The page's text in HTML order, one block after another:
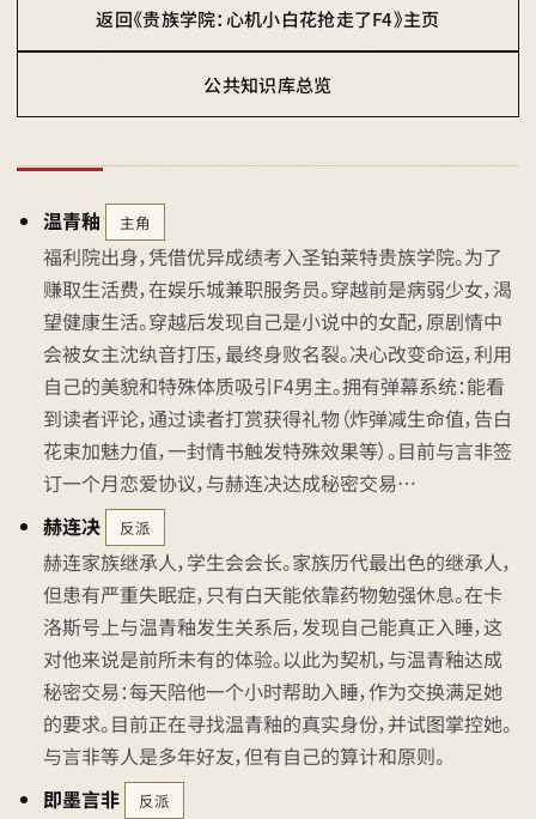
返回《贵族学院：心机小白花抢走了F4》主页
公共知识库总览
温青釉 主角
福利院出身，凭借优异成绩考入圣铂莱特贵族学院。为了
赚取生活费，在娱乐城兼职服务员。穿越前是病弱少女，渴
望健康生活。穿越后发现自己是小说中的女配，原剧情中
会被女主沈纨音打压，最终身败名裂。决心改变命运，利用
自己的美貌和特殊体质吸引F4男主。拥有弹幕系统：能看
到读者评论，通过读者打赏获得礼物（炸弹减生命值，告白
花束加魅力值，一封情书触发特殊效果等）。目前与言非签
订一个月恋爱协议，与赫连决达成秘密交易…
赫连决
反派
赫连家族继承人，学生会会长。家族历代最出色的继承人，
但患有严重失眠症，只有白天能依靠药物勉强休息。在卡
洛斯号上与温青釉发生关系后，发现自己能真正入睡，这
对他来说是前所未有的体验。以此为契机，与温青釉达成
秘密交易：每天陪他一个小时帮助入睡，作为交换满足她
的要求。目前正在寻找温青釉的真实身份，并试图掌控她。
与言非等人是多年好友，但有自己的算计和原则。
即墨言非
反派